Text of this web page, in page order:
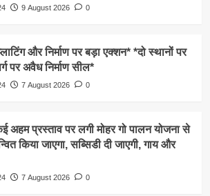
9 August 2026
0
और निर्माण पर बड़ा एक्शन* *दो स्थानों पर
पर अवैध निर्माण सील*
7 August 2026
0
प्रस्ताव पर लगी मोहर गो पालन योजना से
किया जाएगा, सब्सिडी दी जाएगी, गाय और
7 August 2026 0